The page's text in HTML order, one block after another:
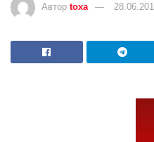
Автор toxa